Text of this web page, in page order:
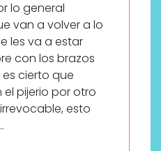
lo general
van a volver a lo
les va a estar
con los brazos
cierto que
pijerio por otro
esto